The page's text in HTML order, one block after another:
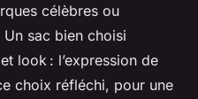
célèbres ou
sac bien choisi
look : l’expression de
choix réfléchi, pour une